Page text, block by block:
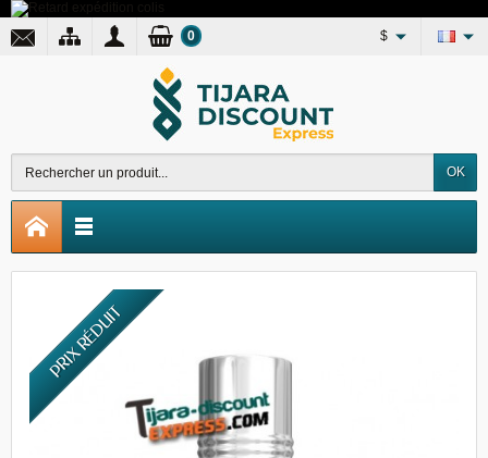
$
OK
0
PRIX RÉDUIT